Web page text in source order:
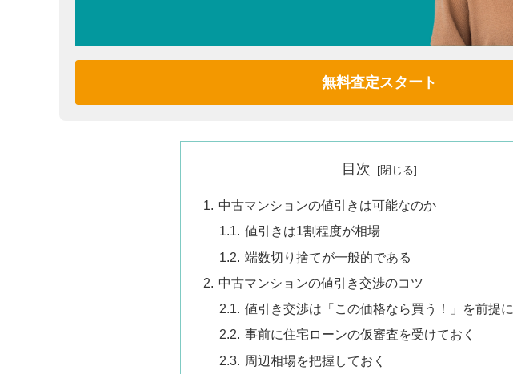
無料査定スタート
目次
中古マンションの値引きは可能なのか
値引きは1割程度が相場
端数切り捨てが一般的である
中古マンションの値引き交渉のコツ
値引き交渉は「この価格なら買う！」を前提に
事前に住宅ローンの仮審査を受けておく
周辺相場を把握しておく